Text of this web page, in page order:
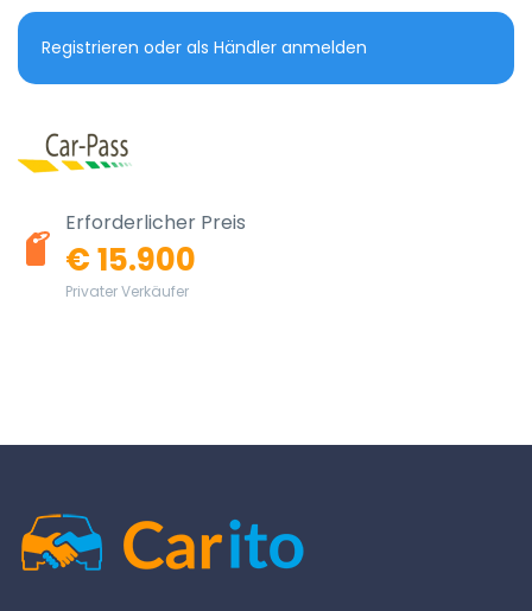
Registrieren oder als Händler anmelden
Erforderlicher Preis
€ 15.900
Privater Verkäufer